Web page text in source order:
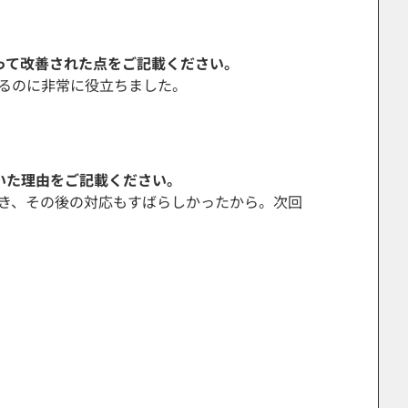
改善された点をご記載ください。
に非常に役立ちました。
理由をご記載ください。
、その後の対応もすばらしかったから。次回